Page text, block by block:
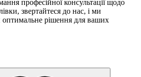
професійної консультації щодо
звертайтеся до нас, і ми
оптимальне рішення для ваших